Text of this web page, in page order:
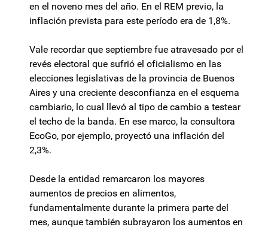
en el noveno mes del año. En el REM previo, la
inflación prevista para este período era de 1,8%.
Vale recordar que septiembre fue atravesado por el
revés electoral que sufrió el oficialismo en las
elecciones legislativas de la provincia de Buenos
Aires y una creciente desconfianza en el esquema
cambiario, lo cual llevó al tipo de cambio a testear
el techo de la banda. En ese marco, la consultora
EcoGo, por ejemplo, proyectó una inflación del
2,3%.
Desde la entidad remarcaron los mayores
aumentos de precios en alimentos,
fundamentalmente durante la primera parte del
mes, aunque también subrayaron los aumentos en